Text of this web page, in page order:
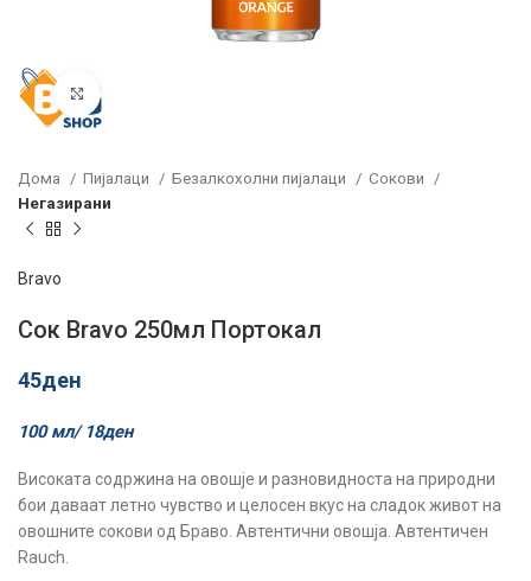
Click to enlarge
Дома Пијалаци Безалкохолни пијалаци
Сокови
Негазирани
Bravo
Сок Bravo 250мл Портокал
45ден
100 мл/ 18ден
Високата содржина на овошје и разновидноста на природни
бои даваат летно чувство и целосен вкус на сладок живот на
овошните сокови од Браво. Автентични овошја. Автентичен
Rauch.